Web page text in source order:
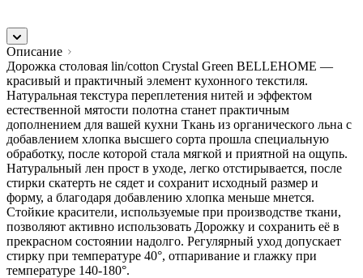
Описание
Дорожка столовая lin/cotton Crystal Green BELLEHOME —
красивый и практичный элемент кухонного текстиля.
Натуральная текстура переплетения нитей и эффектом
естественной мятости полотна станет практичным
дополнением для вашей кухни Ткань из органического льна с
добавлением хлопка высшего сорта прошла специальную
обработку, после которой стала мягкой и приятной на ощупь.
Натуральный лен прост в уходе, легко отстирывается, после
стирки скатерть не сядет и сохранит исходный размер и
форму, а благодаря добавлению хлопка меньше мнется.
Стойкие красители, используемые при производстве ткани,
позволяют активно использовать Дорожку и сохранить её в
прекрасном состоянии надолго. Регулярный уход допускает
стирку при температуре 40°, отпаривание и глажку при
температуре 140-180°.